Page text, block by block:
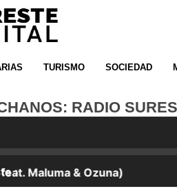
TURISMO SOCIEDAD
RADIO